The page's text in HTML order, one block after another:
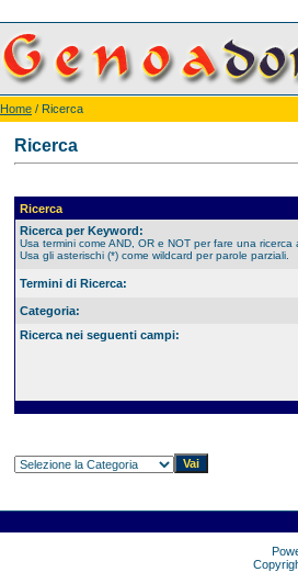
Home / Ricerca
Ricerca
Ricerca
Ricerca per Keyword:
Usa termini come AND, OR e NOT per fare una ricerca
Usa gli asterischi (*) come wildcard per parole parziali.
Termini di Ricerca:
Categoria:
Ricerca nei seguenti campi: